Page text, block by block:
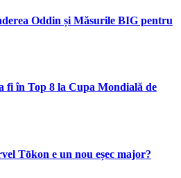
Oddin și Măsurile BIG pentru
fi în Top 8 la Cupa Mondială de
Tōkon e un nou eșec major?